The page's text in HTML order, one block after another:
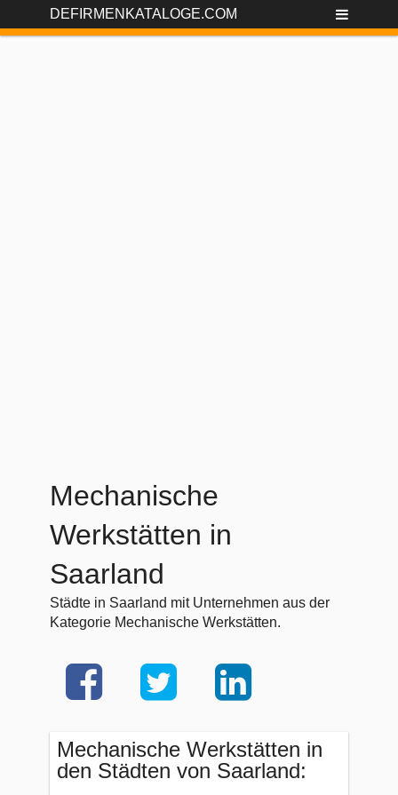
DEFIRMENKATALOGE.COM
Mechanische
Werkstätten in
Saarland
Städte in Saarland mit Unternehmen aus der
Kategorie Mechanische Werkstätten.
Mechanische Werkstätten in
den Städten von Saarland: